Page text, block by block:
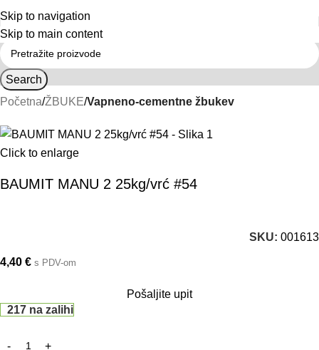
Skip to navigation
Skip to main content
Search
Početna ŽBUKE Vapneno-cementne žbukev
Click to enlarge
BAUMIT MANU 2 25kg/vrć #54
SKU: 001613
4,40 € s PDV-om
Pošaljite upit
217 na zalihi